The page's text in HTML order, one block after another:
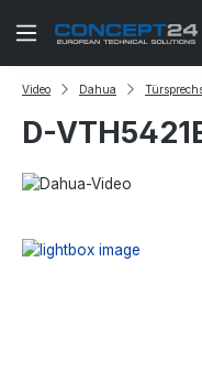
Zum Hauptinhalt springen
Video Dahua
D-